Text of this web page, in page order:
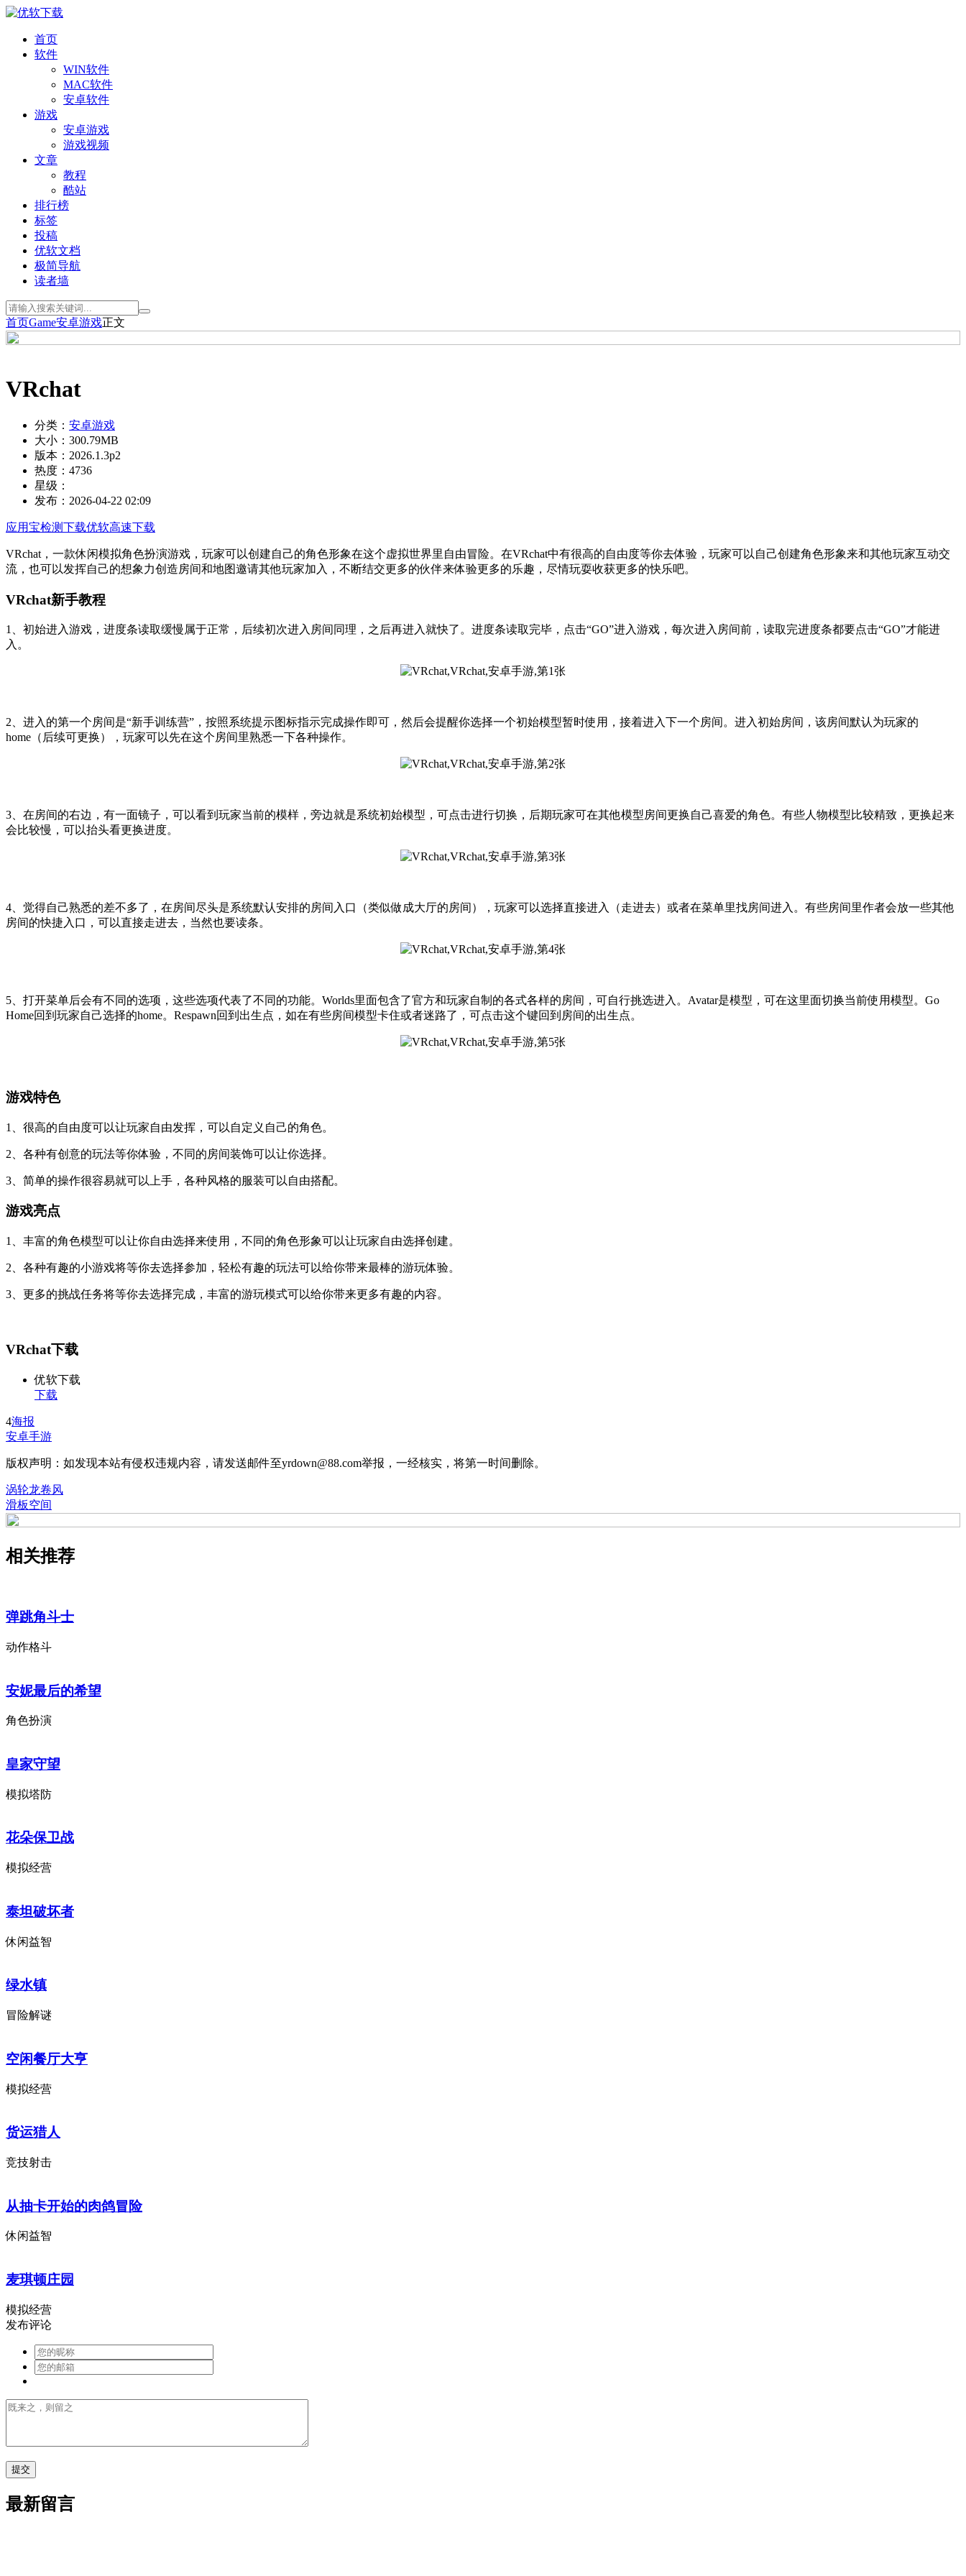
首页
软件
WIN软件
MAC软件
安卓软件
游戏
安卓游戏
游戏视频
文章
教程
酷站
排行榜
标签
投稿
优软文档
极简导航
读者墙
首页Game安卓游戏正文
VRchat
分类： 安卓游戏
大小： 300.79MB
版本： 2026.1.3p2
热度： 4736
星级：
发布： 2026-04-22 02:09
应用宝检测下载优软高速下载
VRchat，一款休闲模拟角色扮演游戏，玩家可以创建自己的角色形象在这个虚拟世界里自由冒险。在VRchat中有很高的自由度等你去体验，玩家可以自己创建角色形象来和其他玩家互动交
流，也可以发挥自己的想象力创造房间和地图邀请其他玩家加入，不断结交更多的伙伴来体验更多的乐趣，尽情玩耍收获更多的快乐吧。
VRchat新手教程
1、初始进入游戏，进度条读取缓慢属于正常，后续初次进入房间同理，之后再进入就快了。进度条读取完毕，点击“GO”进入游戏，每次进入房间前，读取完进度条都要点击“GO”才能进
入。
2、进入的第一个房间是“新手训练营”，按照系统提示图标指示完成操作即可，然后会提醒你选择一个初始模型暂时使用，接着进入下一个房间。进入初始房间，该房间默认为玩家的
home（后续可更换），玩家可以先在这个房间里熟悉一下各种操作。
3、在房间的右边，有一面镜子，可以看到玩家当前的模样，旁边就是系统初始模型，可点击进行切换，后期玩家可在其他模型房间更换自己喜爱的角色。有些人物模型比较精致，更换起来
会比较慢，可以抬头看更换进度。
4、觉得自己熟悉的差不多了，在房间尽头是系统默认安排的房间入口（类似做成大厅的房间），玩家可以选择直接进入（走进去）或者在菜单里找房间进入。有些房间里作者会放一些其他
房间的快捷入口，可以直接走进去，当然也要读条。
5、打开菜单后会有不同的选项，这些选项代表了不同的功能。Worlds里面包含了官方和玩家自制的各式各样的房间，可自行挑选进入。Avatar是模型，可在这里面切换当前使用模型。Go
Home回到玩家自己选择的home。Respawn回到出生点，如在有些房间模型卡住或者迷路了，可点击这个键回到房间的出生点。
游戏特色
1、很高的自由度可以让玩家自由发挥，可以自定义自己的角色。
2、各种有创意的玩法等你体验，不同的房间装饰可以让你选择。
3、简单的操作很容易就可以上手，各种风格的服装可以自由搭配。
游戏亮点
1、丰富的角色模型可以让你自由选择来使用，不同的角色形象可以让玩家自由选择创建。
2、各种有趣的小游戏将等你去选择参加，轻松有趣的玩法可以给你带来最棒的游玩体验。
3、更多的挑战任务将等你去选择完成，丰富的游玩模式可以给你带来更多有趣的内容。
VRchat下载
优软下载
下载
4海报
安卓手游
版权声明：如发现本站有侵权违规内容，请发送邮件至yrdown@88.com举报，一经核实，将第一时间删除。
涡轮龙卷风
滑板空间
相关推荐
弹跳角斗士
动作格斗
安妮最后的希望
角色扮演
皇家守望
模拟塔防
花朵保卫战
模拟经营
泰坦破坏者
休闲益智
绿水镇
冒险解谜
空闲餐厅大亨
模拟经营
货运猎人
竞技射击
从抽卡开始的肉鸽冒险
休闲益智
麦琪顿庄园
模拟经营
发布评论
最新留言